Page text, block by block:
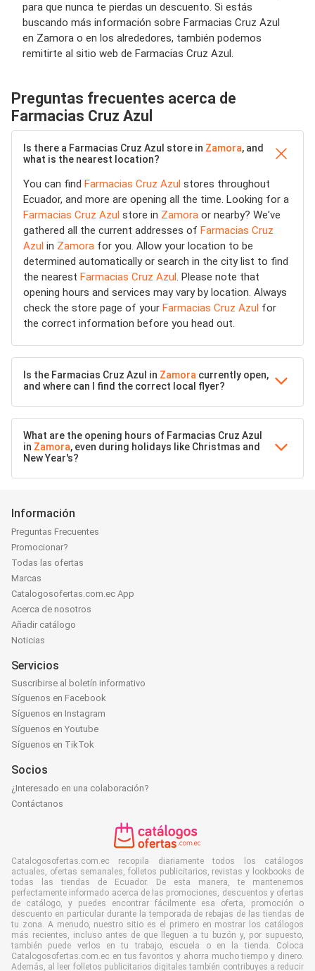
para que nunca te pierdas un descuento. Si estás
buscando más información sobre Farmacias Cruz Azul
en Zamora o en los alrededores, también podemos
remitirte al sitio web de Farmacias Cruz Azul.
Preguntas frecuentes acerca de
Farmacias Cruz Azul
Is there a Farmacias Cruz Azul store in Zamora, and
what is the nearest location?
You can find Farmacias Cruz Azul stores throughout
Ecuador, and more are opening all the time. Looking for a
Farmacias Cruz Azul store in Zamora or nearby? We've
gathered all the current addresses of Farmacias Cruz
Azul in Zamora for you. Allow your location to be
determined automatically or search in the city list to find
the nearest Farmacias Cruz Azul. Please note that
opening hours and services may vary by location. Always
check the store page of your Farmacias Cruz Azul for
the correct information before you head out.
Is the Farmacias Cruz Azul in Zamora currently open,
and where can I find the correct local flyer?
What are the opening hours of Farmacias Cruz Azul
in Zamora, even during holidays like Christmas and
New Year's?
Información
Preguntas Frecuentes
Promocionar?
Todas las ofertas
Marcas
Catalogosofertas.com.ec App
Acerca de nosotros
Añadir catálogo
Noticias
Servicios
Suscribirse al boletín informativo
Síguenos en Facebook
Síguenos en Instagram
Síguenos en Youtube
Síguenos en TikTok
Socios
¿Interesado en una colaboración?
Contáctanos
Catalogosofertas.com.ec recopila diariamente todos los catálogos
actuales, ofertas semanales, folletos publicitarios, revistas y lookbooks de
todas las tiendas de Ecuador. De esta manera, te mantenemos
perfectamente informado acerca de las promociones, descuentos y ofertas
de catálogo, y puedes encontrar fácilmente esa oferta, promoción o
descuento en particular durante la temporada de rebajas de las tiendas de
tu zona. A menudo, nuestro sitio es el primero en mostrar los catálogos
más recientes, incluso antes de que lleguen a tu buzón y, por supuesto,
también puede verlos en tu trabajo, escuela o en la tienda. Coloca
Catalogosofertas.com.ec en tus favoritos y ahorra mucho tiempo y dinero.
Además, al leer folletos publicitarios digitales también contribuyes a reducir